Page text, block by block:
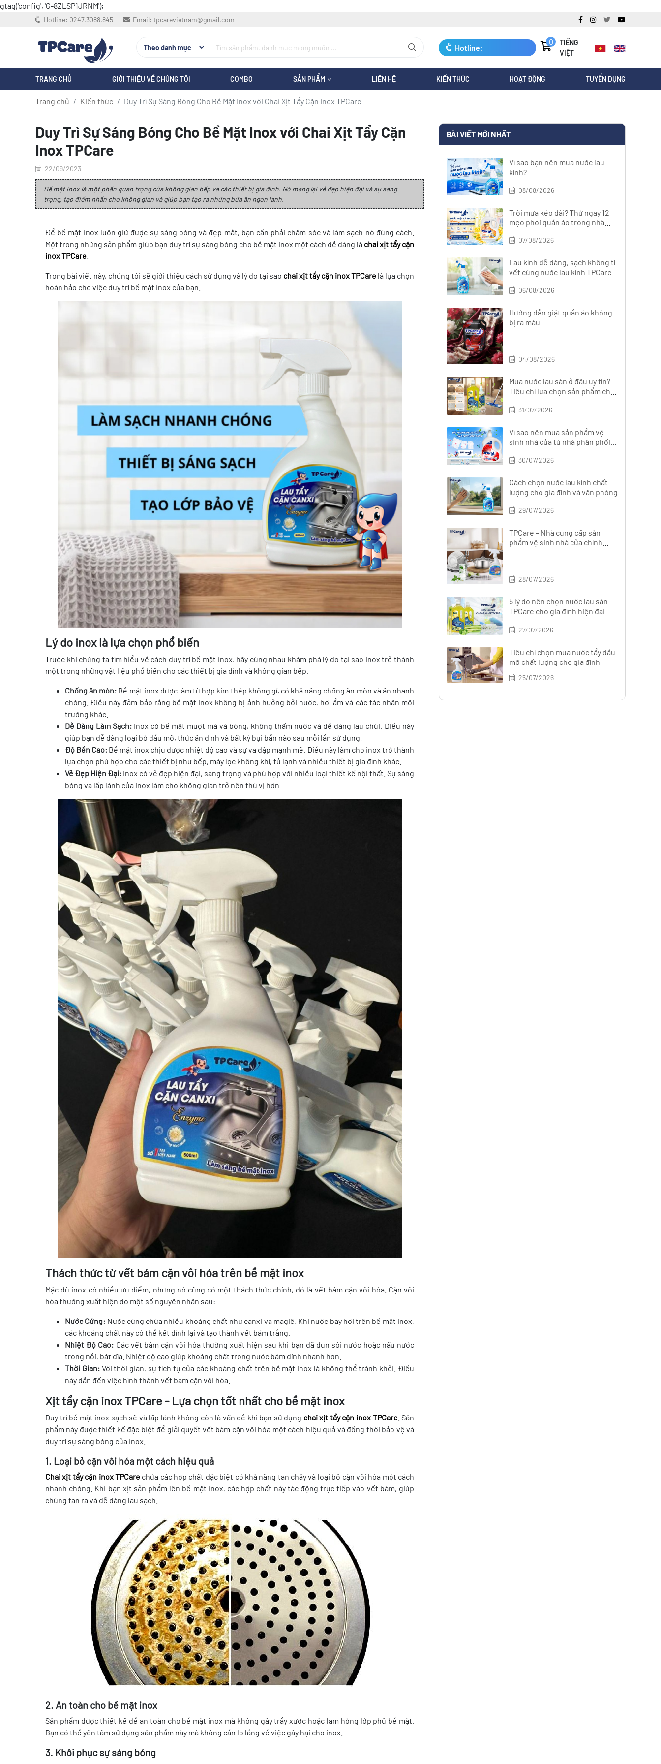
gtag('config', 'G-8ZLSP1JRNM');
Hotline: 0247.3088.845 Email: tpcarevietnam@gmail.com
Hotline:
0247.3088.845
0
TIẾNG
VIỆT
TRANG CHỦ GIỚI THIỆU VỀ CHÚNG TÔI COMBO SẢN PHẨM LIÊN HỆ KIẾN THỨC HOẠT ĐỘNG TUYỂN DỤNG
Trang chủ Kiến thức Duy Trì Sự Sáng Bóng Cho Bề Mặt Inox với Chai Xịt Tẩy Cặn Inox TPCare
Duy Trì Sự Sáng Bóng Cho Bề Mặt Inox với Chai Xịt Tẩy Cặn
Inox TPCare
22/09/2023
Bề mặt inox là một phần quan trọng của không gian bếp và các thiết bị gia đình. Nó mang lại vẻ đẹp hiện đại và sự sang
trọng, tạo điểm nhấn cho không gian và giúp bạn tạo ra những bữa ăn ngon lành.
Để bề mặt inox luôn giữ được sự sáng bóng và đẹp mắt, bạn cần phải chăm sóc và làm sạch nó đúng cách.
Một trong những sản phẩm giúp bạn duy trì sự sáng bóng cho bề mặt inox một cách dễ dàng là chai xịt tẩy cặn
inox TPCare
Trong bài viết này, chúng tôi sẽ giới thiệu cách sử dụng và lý do tại sao chai xịt tẩy cặn inox TPCare là lựa chọn
hoàn hảo cho việc duy trì bề mặt inox của bạn.
Lý do inox là lựa chọn phổ biến
Trước khi chúng ta tìm hiểu về cách duy trì bề mặt inox, hãy cùng nhau khám phá lý do tại sao inox trở thành
một trong những vật liệu phổ biến cho các thiết bị gia đình và không gian bếp.
Chống ăn mòn: Bề mặt inox được làm từ hợp kim thép không gỉ, có khả năng chống ăn mòn và ăn nhanh
chóng. Điều này đảm bảo rằng bề mặt inox không bị ảnh hưởng bởi nước, hơi ẩm và các tác nhân môi
trường khác.
Dễ Dàng Làm Sạch: Inox có bề mặt mượt mà và bóng, không thấm nước và dễ dàng lau chùi. Điều này
giúp bạn dễ dàng loại bỏ dầu mỡ, thức ăn dính và bất kỳ bụi bẩn nào sau mỗi lần sử dụng.
Độ Bền Cao: Bề mặt inox chịu được nhiệt độ cao và sự va đập mạnh mẽ. Điều này làm cho inox trở thành
lựa chọn phù hợp cho các thiết bị như bếp, máy lọc không khí, tủ lạnh và nhiều thiết bị gia đình khác.
Vẻ Đẹp Hiện Đại: Inox có vẻ đẹp hiện đại, sang trọng và phù hợp với nhiều loại thiết kế nội thất. Sự sáng
bóng và lấp lánh của inox làm cho không gian trở nên thú vị hơn.
Thách thức từ vết bám cặn vôi hóa trên bề mặt inox
Mặc dù inox có nhiều ưu điểm, nhưng nó cũng có một thách thức chính, đó là vết bám cặn vôi hóa. Cặn vôi
hóa thường xuất hiện do một số nguyên nhân sau:
Nước Cứng: Nước cứng chứa nhiều khoáng chất như canxi và magiê. Khi nước bay hơi trên bề mặt inox,
các khoáng chất này có thể kết dính lại và tạo thành vết bám trắng.
Nhiệt Độ Cao: Các vết bám cặn vôi hóa thường xuất hiện sau khi bạn đã đun sôi nước hoặc nấu nước
trong nồi, bát đĩa. Nhiệt độ cao giúp khoáng chất trong nước bám dính nhanh hơn.
Thời Gian:Với thời gian, sự tích tụ của các khoáng chất trên bề mặt inox là không thể tránh khỏi. Điều
này dẫn đến việc hình thành vết bám cặn vôi hóa.
Xịt tẩy cặn inox TPCare - Lựa chọn tốt nhất cho bề mặt inox
Duy trì bề mặt inox sạch sẽ và lấp lánh không còn là vấn đề khi bạn sử dụng chai xịt tẩy cặn inox TPCare. Sản
phẩm này được thiết kế đặc biệt để giải quyết vết bám cặn vôi hóa một cách hiệu quả và đồng thời bảo vệ và
duy trì sự sáng bóng của inox.
1. Loại bỏ cặn vôi hóa một cách hiệu quả
Chai xịt tẩy cặn inox TPCarechứa các hợp chất đặc biệt có khả năng tan chảy và loại bỏ cặn vôi hóa một cách
nhanh chóng. Khi bạn xịt sản phẩm lên bề mặt inox, các hợp chất này tác động trực tiếp vào vết bám, giúp
chúng tan ra và dễ dàng lau sạch.
2. An toàn cho bề mặt inox
Sản phẩm được thiết kế để an toàn cho bề mặt inox mà không gây trầy xước hoặc làm hỏng lớp phủ bề mặt.
Bạn có thể yên tâm sử dụng sản phẩm này mà không cần lo lắng về việc gây hại cho inox.
3. Khôi phục sự sáng bóng
BÀI VIẾT MỚI NHẤT
Vì sao bạn nên mua nước lau
kính?
08/08/2026
Trời mưa kéo dài? Thử ngay 12
mẹo phơi quần áo trong nhà
07/08/2026
Lau kính dễ dàng, sạch không tì
vết cùng nước lau kính TPCare
06/08/2026
Hướng dẫn giặt quần áo không
bị ra màu
04/08/2026
Mua nước lau sàn ở đâu uy tín?
Tiêu chí lựa chọn sản phẩm chất
31/07/2026
Vì sao nên mua sản phẩm vệ
sinh nhà cửa từ nhà phân phối
30/07/2026
Cách chọn nước lau kính chất
lượng cho gia đình và văn phòng
29/07/2026
TPCare – Nhà cung cấp sản
phẩm vệ sinh nhà cửa chính
28/07/2026
5 lý do nên chọn nước lau sàn
TPCare cho gia đình hiện đại
27/07/2026
Tiêu chí chọn mua nước tẩy dầu
mỡ chất lượng cho gia đình
25/07/2026